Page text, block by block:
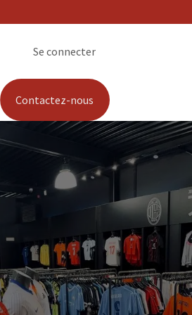
Se connecter
Contactez-nous